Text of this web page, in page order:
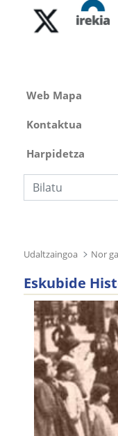
Web Mapa
Kontaktua
Harpidetza
Bilaketa
Udaltzaingoa Nor
Eskubide